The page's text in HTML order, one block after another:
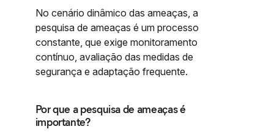
No cenário dinâmico das ameaças, a
pesquisa de ameaças é um processo
constante, que exige monitoramento
contínuo, avaliação das medidas de
segurança e adaptação frequente.
Por que a pesquisa de ameaças é
importante?